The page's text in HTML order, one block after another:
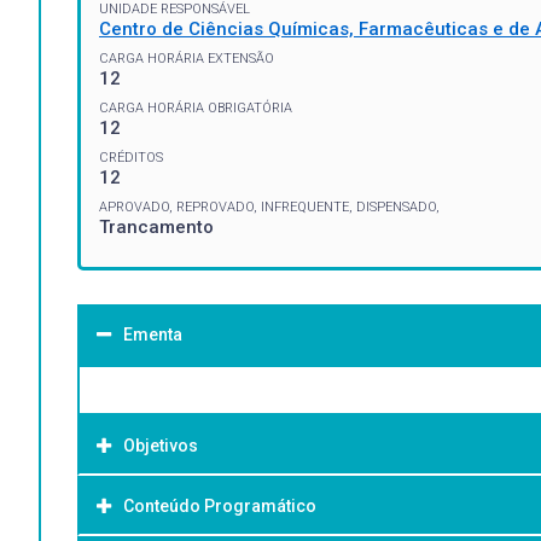
UNIDADE RESPONSÁVEL
Centro de Ciências Químicas, Farmacêuticas e de
CARGA HORÁRIA EXTENSÃO
12
CARGA HORÁRIA OBRIGATÓRIA
12
CRÉDITOS
12
APROVADO, REPROVADO, INFREQUENTE, DISPENSADO,
Trancamento
Ementa
Objetivos
Objetivo Geral:
Conteúdo Programático